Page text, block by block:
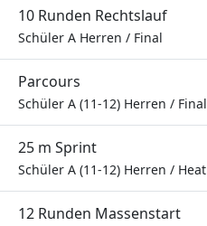
10 Runden Rechtslauf
Schüler A Herren / Final
Parcours
Schüler A (11-12) Herren / Final
25 m Sprint
Schüler A (11-12) Herren / Heat
12 Runden Massenstart